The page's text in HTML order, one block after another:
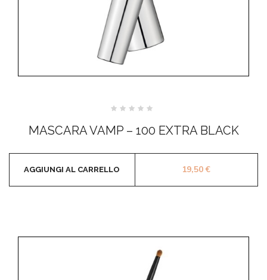
su
5
MASCARA VAMP – 100 EXTRA BLACK
19,50€
AGGIUNGI AL CARRELLO